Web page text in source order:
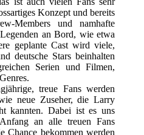
Konzept und bereits
Members und namhafte
an Bord, wie etwa
geplante Cast wird viele,
deutsche Stars beinhalten
Serien und Filmen,
treue Fans werden
neue Zuseher, die Larry
kannten. Dabei ist es uns
an alle treuen Fans
Chance bekommen werden